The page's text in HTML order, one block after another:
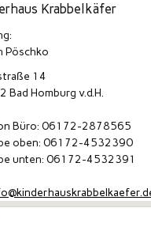
Krabbelkäfer
Pöschko
14
Bad Homburg v.d.H.
Büro: 06172-2878565
oben: 06172-4532390
unten: 06172-4532391